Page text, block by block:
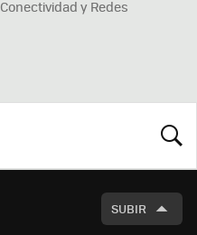
Conectividad y Redes
SUBIR